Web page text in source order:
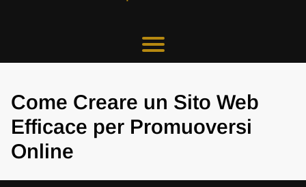
Come Creare un Sito Web
Efficace per Promuoversi
Online